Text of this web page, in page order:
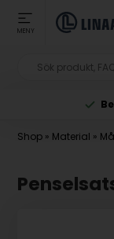
MENY
Shop » Material »